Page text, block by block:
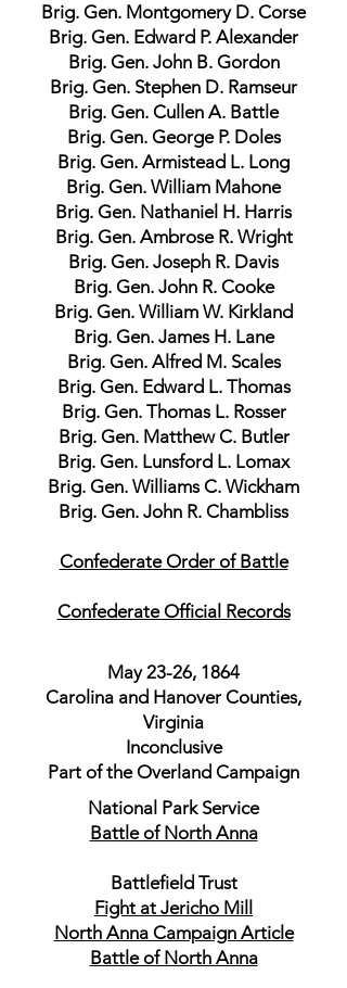
Brig. Gen. Montgomery D. Corse
Brig. Gen. Edward P. Alexander
Brig. Gen. John B. Gordon
Brig. Gen. Stephen D. Ramseur
Brig. Gen. Cullen A. Battle
Brig. Gen. George P. Doles
Brig. Gen. Armistead L. Long
Brig. Gen. William Mahone
Brig. Gen. Nathaniel H. Harris
Brig. Gen. Ambrose R. Wright
Brig. Gen. Joseph R. Davis
Brig. Gen. John R. Cooke
Brig. Gen. William W. Kirkland
Brig. Gen. James H. Lane
Brig. Gen. Alfred M. Scales
Brig. Gen. Edward L. Thomas
Brig. Gen. Thomas L. Rosser
Brig. Gen. Matthew C. Butler
Brig. Gen. Lunsford L. Lomax
Brig. Gen. Williams C. Wickham
Brig. Gen. John R. Chambliss
Confederate Order of Battle
Confederate Official Records
May 23-26, 1864
Carolina and Hanover Counties,
Virginia
Inconclusive
Part of the Overland Campaign
National Park Service
Battle of North Anna
Battlefield Trust
Fight at Jericho Mill
North Anna Campaign Article
Battle of North Anna